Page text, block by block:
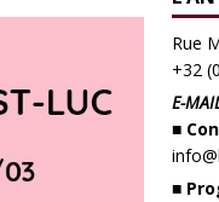
Rue
+32
E-
■
■